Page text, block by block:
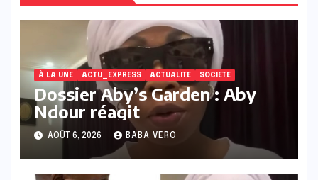
À LA UNE ACTU_EXPRESS ACTUALITE SOCIETE
Dossier Aby’s Garden : Aby
Ndour réagit
AOÛT 6, 2026 BABA VERO